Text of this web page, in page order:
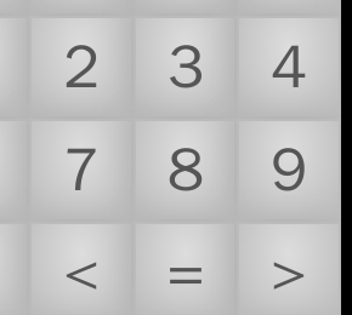
２ ３
４
７ ８
９
＜ ＝ ＞